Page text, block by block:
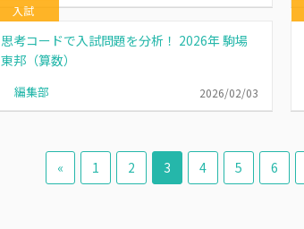
入試
思考コードで入試問題を分析！ 2026年 駒場
東邦（算数）
編集部 2026/02/03
« 1 2 3 4 5 6